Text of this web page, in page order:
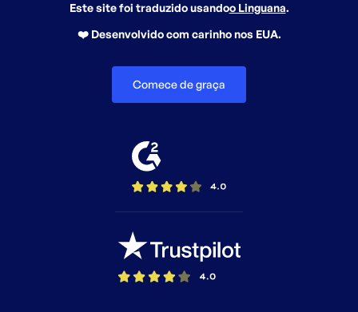
Este site foi traduzido usandoo Linguana.
❤️ Desenvolvido com carinho nos EUA.
Comece de graça